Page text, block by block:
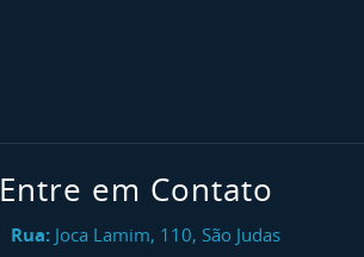
Entre em Contato
Rua: Joca Lamim, 110, São Judas